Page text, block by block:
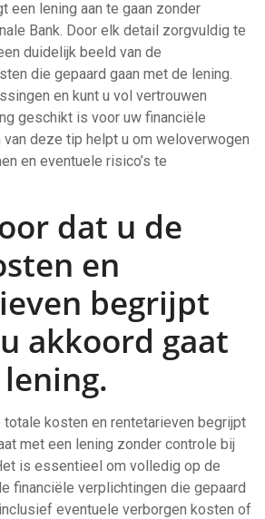
een lening aan te gaan zonder
Bank. Door elk detail zorgvuldig te
duidelijk beeld van de
die gepaard gaan met de lening.
en kunt u vol vertrouwen
geschikt is voor uw financiële
van deze tip helpt u om weloverwogen
en eventuele risico’s te
dat u de
en
begrijpt
akkoord gaat
totale kosten en rentetarieven begrijpt
met een lening zonder controle bij
is essentieel om volledig op de
financiële verplichtingen die gepaard
eventuele verborgen kosten of